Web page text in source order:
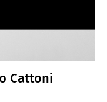
Cattoni